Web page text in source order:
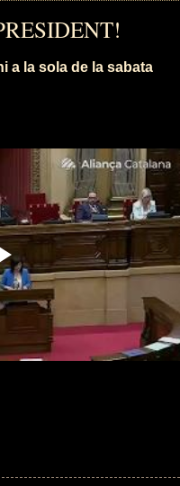
a la sola de la sabata